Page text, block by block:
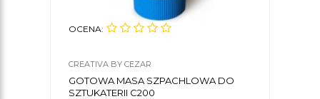
OCENA:
CREATIVA BY CEZAR
GOTOWA MASA SZPACHLOWA DO
SZTUKATERII C200